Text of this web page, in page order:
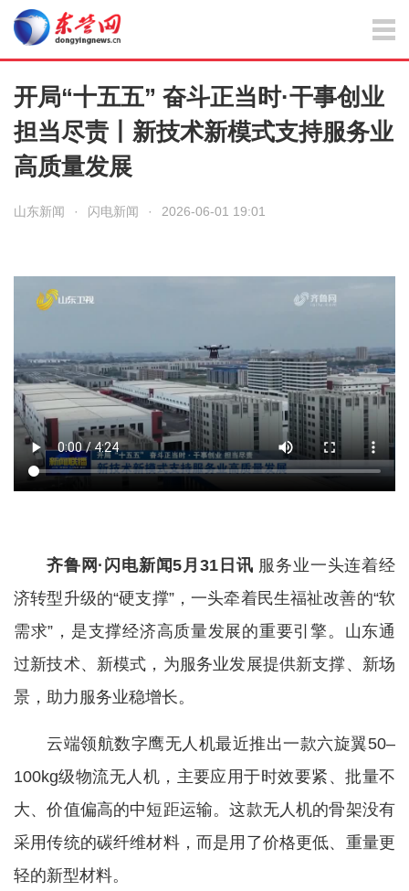
开局“十五五” 奋斗正当时·干事创业
担当尽责丨新技术新模式支持服务业
高质量发展
山东新闻 · 闪电新闻 · 2026-06-01 19:01
齐鲁网·闪电新闻5月31日讯 服务业一头连着经
济转型升级的“硬支撑”，一头牵着民生福祉改善的“软
需求”，是支撑经济高质量发展的重要引擎。山东通
过新技术、新模式，为服务业发展提供新支撑、新场
景，助力服务业稳增长。
云端领航数字鹰无人机最近推出一款六旋翼50–
100kg级物流无人机，主要应用于时效要紧、批量不
大、价值偏高的中短距运输。这款无人机的骨架没有
采用传统的碳纤维材料，而是用了价格更低、重量更
轻的新型材料。